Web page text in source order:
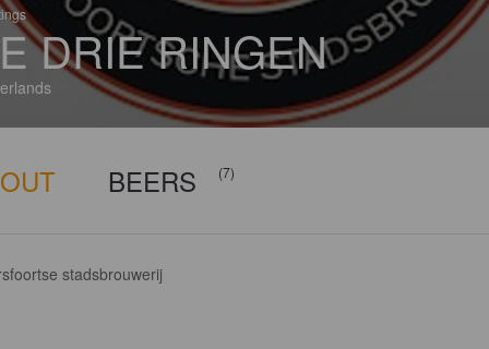
DRIE RINGEN
BEERS (7)
stadsbrouwerij